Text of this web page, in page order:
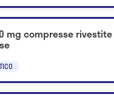
mg compresse